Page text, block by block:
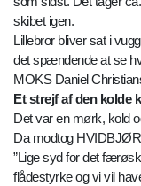
skibet igen.
Lillebror bliver sat i
det spændende at se
MOKS Daniel
Et strejf af den kolde
Det var en mørk, kold
Da modtog
”Lige syd for det
flådestyrke og vi vil